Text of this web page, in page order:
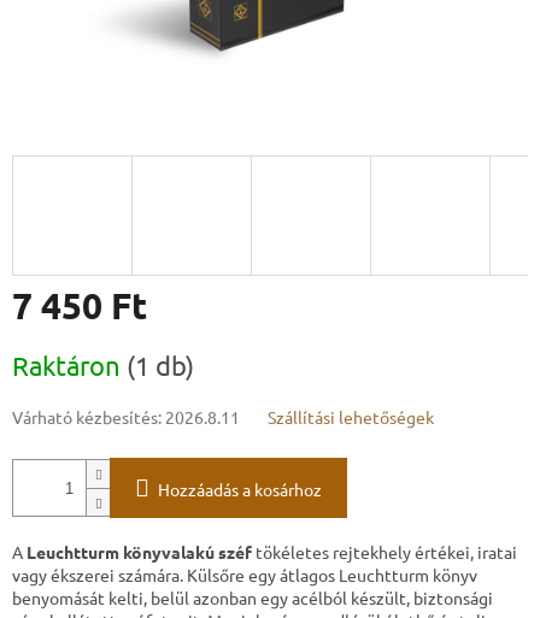
7 450 Ft
Raktáron (1 db)
Várható kézbesítés: 2026.8.11 Szállítási lehetőségek
Hozzáadás a kosárhoz
A Leuchtturm könyvalakú széf tökéletes rejtekhely értékei, iratai
vagy ékszerei számára. Külsőre egy átlagos Leuchtturm könyv
benyomását kelti, belül azonban egy acélból készült, biztonsági